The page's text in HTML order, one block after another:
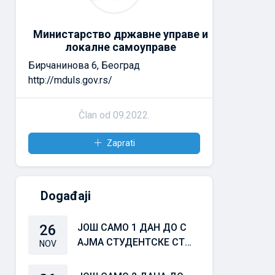
Министарство државне управе и
локалне самоуправе
Бирчанинова 6, Београд
http://mduls.gov.rs/
Član od 09.2022.
Zaprati
Događaji
26
NOV
ЈОШ САМО 1 ДАН ДО С
АЈМА СТУДЕНТСКЕ СТР